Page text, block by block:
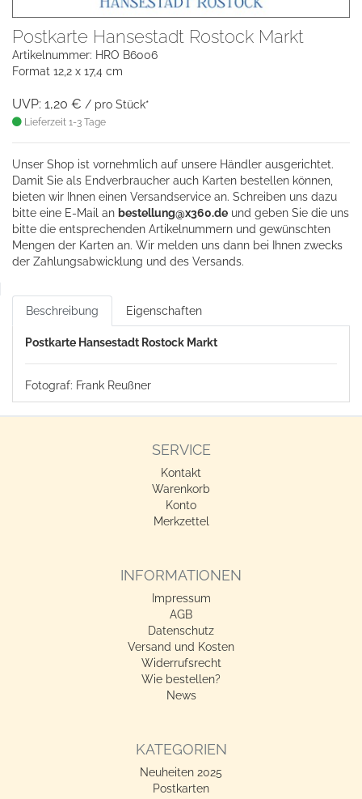
Postkarte Hansestadt Rostock Markt
Artikelnummer: HRO B6006
Format 12,2 x 17,4 cm
UVP: 1,20 € / pro Stück*
Lieferzeit 1-3 Tage
Unser Shop ist vornehmlich auf unsere Händler ausgerichtet.
Damit Sie als Endverbraucher auch Karten bestellen können,
bieten wir Ihnen einen Versandservice an. Schreiben uns dazu
bitte eine E-Mail an bestellung@x360.de und geben Sie die uns
bitte die entsprechenden Artikelnummern und gewünschten
Mengen der Karten an. Wir melden uns dann bei Ihnen zwecks
der Zahlungsabwicklung und des Versands.
Beschreibung Eigenschaften
Postkarte Hansestadt Rostock Markt
Fotograf: Frank Reußner
SERVICE
Kontakt
Warenkorb
Konto
Merkzettel
INFORMATIONEN
Impressum
AGB
Datenschutz
Versand und Kosten
Widerrufsrecht
Wie bestellen?
News
KATEGORIEN
Neuheiten 2025
Postkarten